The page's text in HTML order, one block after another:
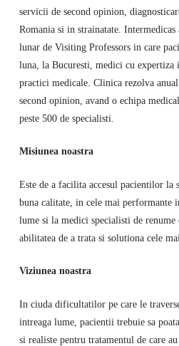
servicii de second opinion,
Romania si in strainatate.
lunar de Visiting Professors in care
luna, la Bucuresti, medici cu
practici medicale. Clinica rezolva
second opinion, avand o echipa
peste 500 de specialisti.
Misiunea noastra
Este de a facilita accesul pacientilor la
buna calitate, in cele mai
lume si la medici specialisti de renume
abilitatea de a trata si solutiona cele
Viziunea noastra
In ciuda dificultatilor pe care le
intreaga lume, pacientii trebuie sa
si realiste pentru tratamentul de care